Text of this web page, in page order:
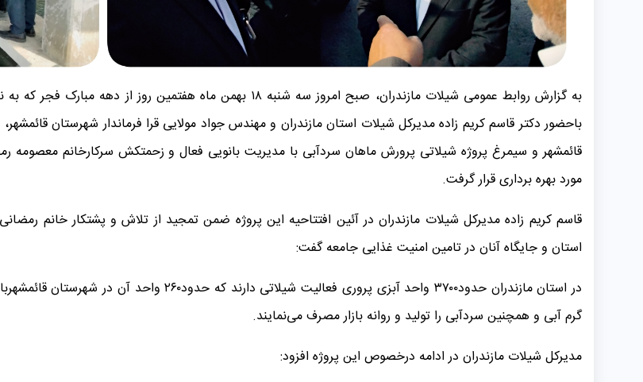
به گزارش روابط عمومی شیلات مازندران، صبح امروز سه شنبه ۱۸ بهمن
باحضور دکتر قاسم کریم زاده مدیرکل شیلات استان مازندران و مهندس جواد مولایی قرا فرماندار شهرستان
قائمشهر و سیمرغ پروژه شیلاتی پرورش ماهان سردآبی با مدیریت بانویی فعال و زحمتکش سرکارخانم معصومه
مورد بهره برداری قرار گرفت.
قاسم کریم زاده مدیرکل شیلات مازندران در آئین افتتاحیه این پروژه ضمن تمجید از تلاش و پشتکار خانم
استان و جایگاه آنان در تامین امنیت غذایی جامعه گفت:
گرم آبی و همچنین سردآبی را تولید و روانه بازار مصرف می‌نمایند.
مدیرکل شیلات مازندران در ادامه درخصوص این پروژه افزود: